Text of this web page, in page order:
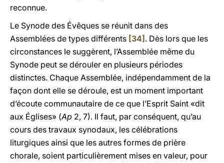
reconnue.
Le Synode des Évêques se réunit dans des
Assemblées de types différents [34] . Dès lors que les
circonstances le suggèrent, l’Assemblée même du
Synode peut se dérouler en plusieurs périodes
distinctes. Chaque Assemblée, indépendamment de la
façon dont elle se déroule, est un moment important
d’écoute communautaire de ce que l’Esprit Saint «dit
aux Églises» (Ap 2, 7). Il faut, par conséquent, qu’au
cours des travaux synodaux, les célébrations
liturgiques ainsi que les autres formes de prière
chorale, soient particulièrement mises en valeur, pour